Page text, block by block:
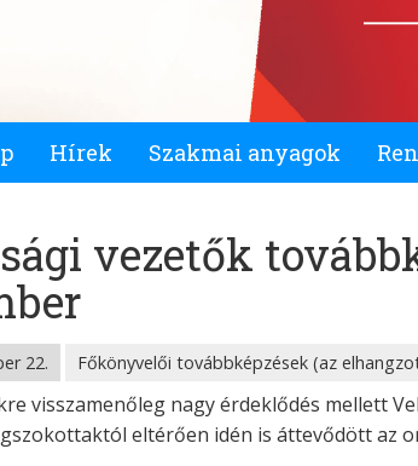
Hírek Szakmai anyagok
vezetők
22. Főkönyvelői továbbképzések (az
visszamenőleg nagy érdeklődés mellett
eltérően idén is áttevődött az